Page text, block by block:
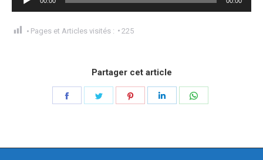
audio
Pages et Articles visités : 225
Partager cet article